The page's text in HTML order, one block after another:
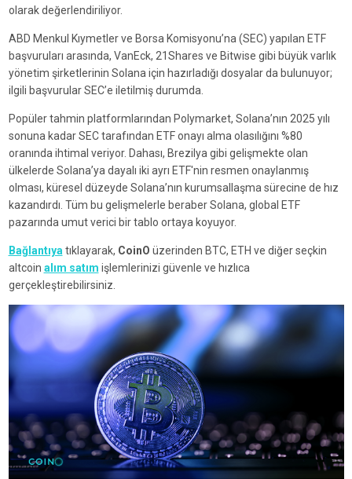
olarak değerlendiriliyor.
ABD Menkul Kıymetler ve Borsa Komisyonu’na (SEC) yapılan ETF
başvuruları arasında, VanEck, 21Shares ve Bitwise gibi büyük varlık
yönetim şirketlerinin Solana için hazırladığı dosyalar da bulunuyor;
ilgili başvurular SEC’e iletilmiş durumda.
Popüler tahmin platformlarından Polymarket, Solana’nın 2025 yılı
sonuna kadar SEC tarafından ETF onayı alma olasılığını %80
oranında ihtimal veriyor. Dahası, Brezilya gibi gelişmekte olan
ülkelerde Solana’ya dayalı iki ayrı ETF'nin resmen onaylanmış
olması, küresel düzeyde Solana’nın kurumsallaşma sürecine de hız
kazandırdı. Tüm bu gelişmelerle beraber Solana, global ETF
pazarında umut verici bir tablo ortaya koyuyor.
Bağlantıya tıklayarak, CoinO üzerinden BTC, ETH ve diğer seçkin
altcoin alım satım işlemlerinizi güvenle ve hızlıca
gerçekleştirebilirsiniz.